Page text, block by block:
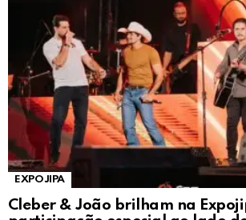
EXPOJIPA
Cleber & João brilham na